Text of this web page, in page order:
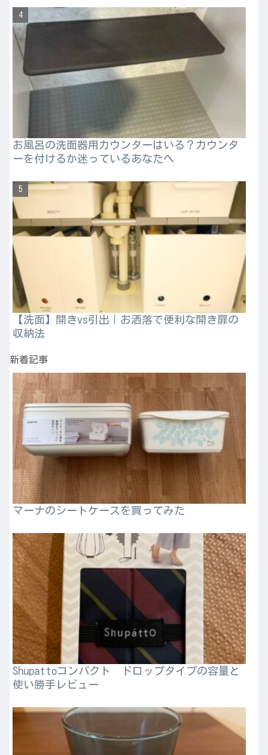
お風呂の洗面器用カウンターはいる？カウンタ
ーを付けるか迷っているあなたへ
【洗面】開きvs引出｜お洒落で便利な開き扉の
収納法
新着記事
マーナのシートケースを買ってみた
Shupattoコンパクト ドロップタイプの容量と
使い勝手レビュー